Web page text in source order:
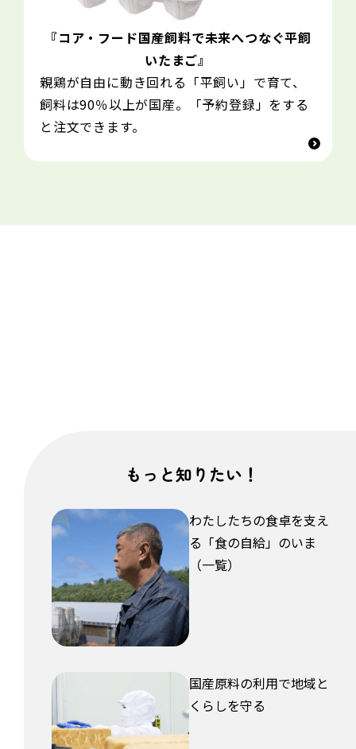
『コア・フード国産飼料で未来へつなぐ平飼
いたまご』
親鶏が自由に動き回れる「平飼い」で育て、
飼料は90％以上が国産。「予約登録」をする
と注文できます。
もっと知りたい！
わたしたちの食卓を支え
る「食の自給」のいま
（一覧）
国産原料の利用で地域と
くらしを守る